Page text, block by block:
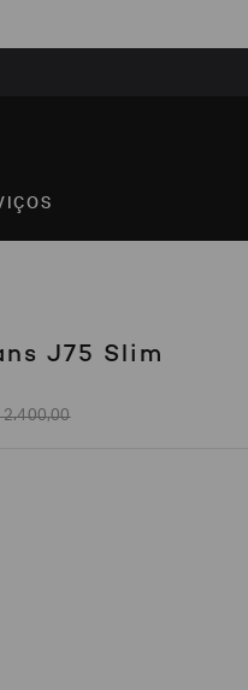
J75 Slim
2.400,00